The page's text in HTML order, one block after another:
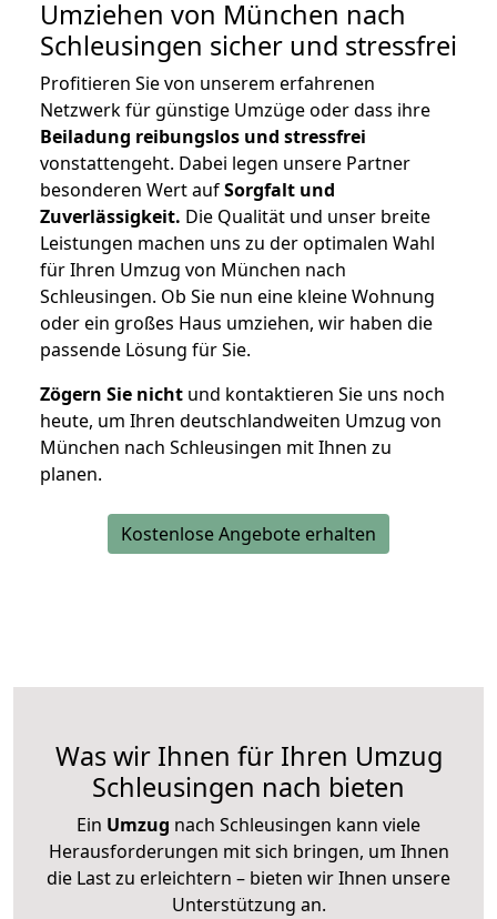
Umziehen von München nach
Schleusingen sicher und stressfrei
Profitieren Sie von unserem erfahrenen
Netzwerk für günstige Umzüge oder dass ihre
Beiladung reibungslos und stressfrei
vonstattengeht. Dabei legen unsere Partner
besonderen Wert aufSorgfalt und
Zuverlässigkeit. Die Qualität und unser breite
Leistungen machen uns zu der optimalen Wahl
für Ihren Umzug von München nach
Schleusingen. Ob Sie nun eine kleine Wohnung
oder ein großes Haus umziehen, wir haben die
passende Lösung für Sie.
Zögern Sie nicht und kontaktieren Sie uns noch
heute, um Ihren deutschlandweiten Umzug von
München nach Schleusingen mit Ihnen zu
planen.
Kostenlose Angebote erhalten
Was wir Ihnen für Ihren Umzug
Schleusingen nach bieten
Ein Umzug nach Schleusingen kann viele
Herausforderungen mit sich bringen, um Ihnen
die Last zu erleichtern – bieten wir Ihnen unsere
Unterstützung an.